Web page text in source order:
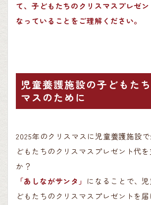
て、子どもたちのクリスマスプレゼ
なっていることをご理解ください。
児童養護施設の子どもた
マスのために
2025年のクリスマスに児童養護施設
どもたちのクリスマスプレゼント代
か？
「あしながサンタ」 になることで、
どもたちのクリスマスプレゼントを